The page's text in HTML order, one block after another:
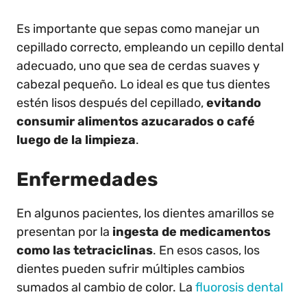
Es importante que sepas como manejar un
cepillado correcto, empleando un cepillo dental
adecuado, uno que sea de cerdas suaves y
cabezal pequeño. Lo ideal es que tus dientes
estén lisos después del cepillado,evitando
consumir alimentos azucarados o café
luego de la limpieza.
Enfermedades
En algunos pacientes, los dientes amarillos se
presentan por la ingesta de medicamentos
como las tetraciclinas. En esos casos, los
dientes pueden sufrir múltiples cambios
sumados al cambio de color. La fluorosis dental